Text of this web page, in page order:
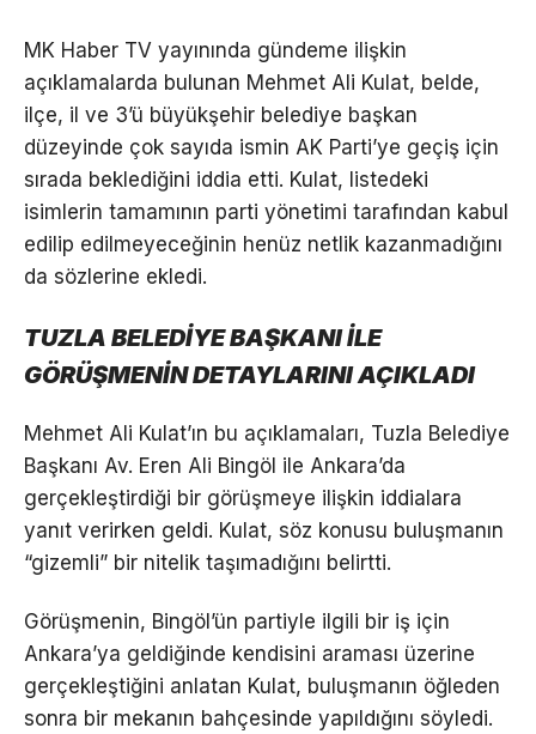
MK Haber TV yayınında gündeme ilişkin
açıklamalarda bulunan Mehmet Ali Kulat, belde,
ilçe, il ve 3’ü büyükşehir belediye başkan
düzeyinde çok sayıda ismin AK Parti’ye geçiş için
sırada beklediğini iddia etti. Kulat, listedeki
isimlerin tamamının parti yönetimi tarafından kabul
edilip edilmeyeceğinin henüz netlik kazanmadığını
da sözlerine ekledi.
TUZLA BELEDİYE BAŞKANI İLE
GÖRÜŞMENİN DETAYLARINI AÇIKLADI
Mehmet Ali Kulat’ın bu açıklamaları, Tuzla Belediye
Başkanı Av. Eren Ali Bingöl ile Ankara’da
gerçekleştirdiği bir görüşmeye ilişkin iddialara
yanıt verirken geldi. Kulat, söz konusu buluşmanın
“gizemli” bir nitelik taşımadığını belirtti.
Görüşmenin, Bingöl’ün partiyle ilgili bir iş için
Ankara’ya geldiğinde kendisini araması üzerine
gerçekleştiğini anlatan Kulat, buluşmanın öğleden
sonra bir mekanın bahçesinde yapıldığını söyledi.